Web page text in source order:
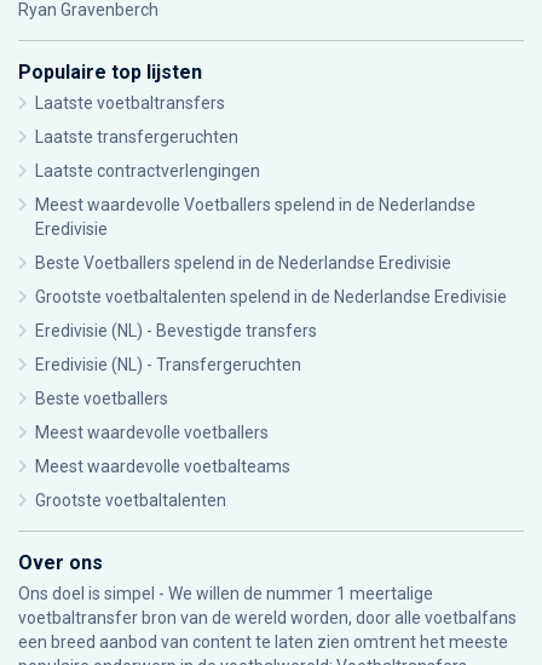
Ryan Gravenberch
Populaire top lijsten
Laatste voetbaltransfers
Laatste transfergeruchten
Laatste contractverlengingen
Meest waardevolle Voetballers spelend in de Nederlandse
Eredivisie
Beste Voetballers spelend in de Nederlandse Eredivisie
Grootste voetbaltalenten spelend in de Nederlandse Eredivisie
Eredivisie (NL) - Bevestigde transfers
Eredivisie (NL) - Transfergeruchten
Beste voetballers
Meest waardevolle voetballers
Meest waardevolle voetbalteams
Grootste voetbaltalenten
Over ons
Ons doel is simpel - We willen de nummer 1 meertalige
voetbaltransfer bron van de wereld worden, door alle voetbalfans
een breed aanbod van content te laten zien omtrent het meeste